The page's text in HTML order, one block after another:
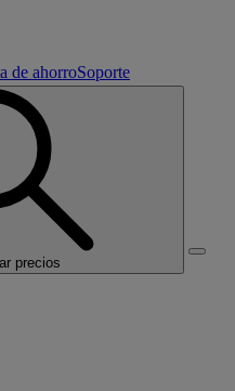
de ahorroSoporte
precios